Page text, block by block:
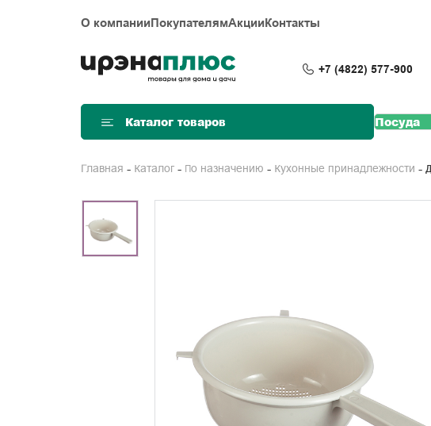
О компанииПокупателямАкцииКонтакты
+7 (4822) 577-900
Каталог товаров Посуда
Главная Каталог По назначению Кухонные принадлежности